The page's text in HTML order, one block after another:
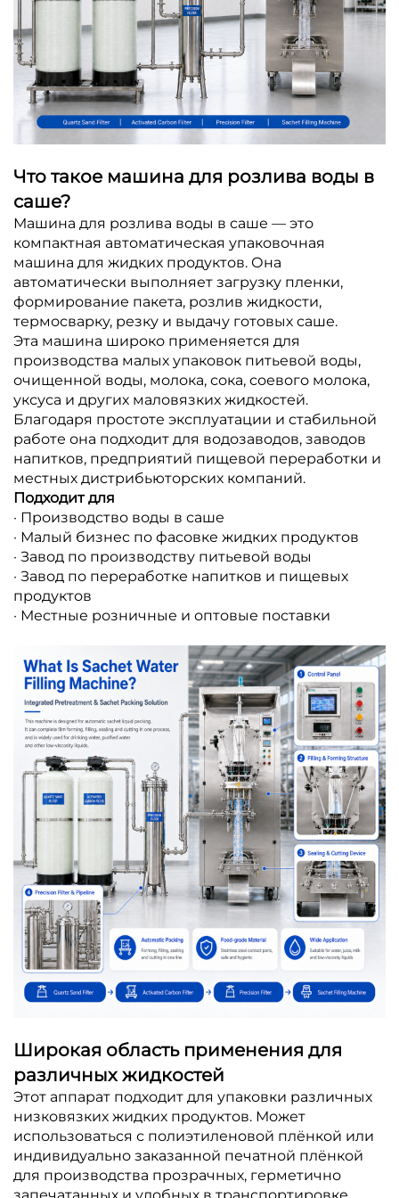
Что такое машина для розлива воды в
саше?
Машина для розлива воды в саше — это
компактная автоматическая упаковочная
машина для жидких продуктов. Она
автоматически выполняет загрузку пленки,
формирование пакета, розлив жидкости,
термосварку, резку и выдачу готовых саше.
Эта машина широко применяется для
производства малых упаковок питьевой воды,
очищенной воды, молока, сока, соевого молока,
уксуса и других маловязких жидкостей.
Благодаря простоте эксплуатации и стабильной
работе она подходит для водозаводов, заводов
напитков, предприятий пищевой переработки и
местных дистрибьюторских компаний.
Подходит для
· Производство воды в саше
· Малый бизнес по фасовке жидких продуктов
· Завод по производству питьевой воды
· Завод по переработке напитков и пищевых
продуктов
· Местные розничные и оптовые поставки
Широкая область применения для
различных жидкостей
Этот аппарат подходит для упаковки различных
низковязких жидких продуктов. Может
использоваться с полиэтиленовой плёнкой или
индивидуально заказанной печатной плёнкой
для производства прозрачных, герметично